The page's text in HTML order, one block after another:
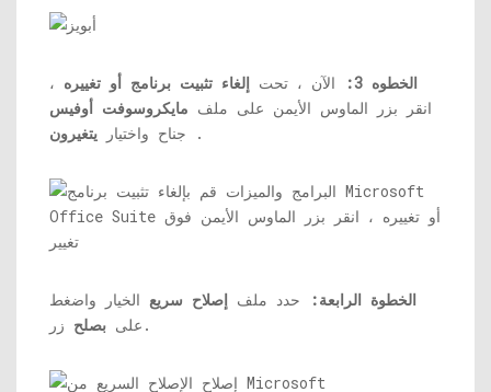
الخطوه 3: الآن ، تحت إلغاء تثبيت برنامج أو تغييره ،
انقر بزر الماوس الأيمن على ملف مايكروسوفت أوفيس
جناح واختيار يتغيرون .
الخطوة الرابعة: حدد ملف إصلاح سريع الخيار واضغط
على بصلح زر.